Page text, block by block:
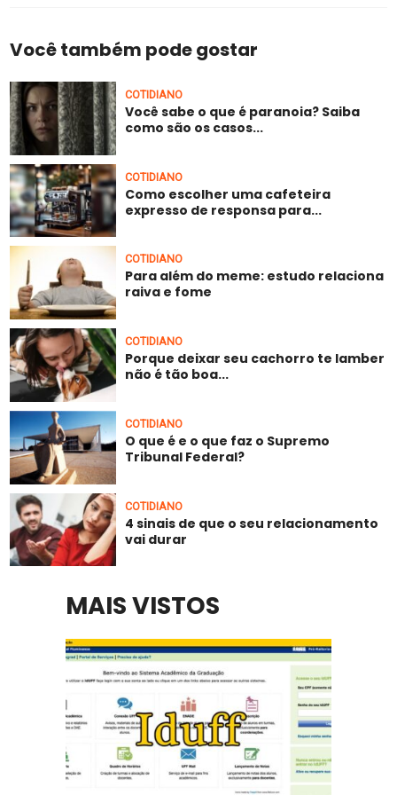
Você também pode gostar
COTIDIANO
Você sabe o que é paranoia? Saiba
como são os casos...
COTIDIANO
Como escolher uma cafeteira
expresso de responsa para...
COTIDIANO
Para além do meme: estudo relaciona
raiva e fome
COTIDIANO
Porque deixar seu cachorro te lamber
não é tão boa...
COTIDIANO
O que é e o que faz o Supremo
Tribunal Federal?
COTIDIANO
4 sinais de que o seu relacionamento
vai durar
MAIS VISTOS